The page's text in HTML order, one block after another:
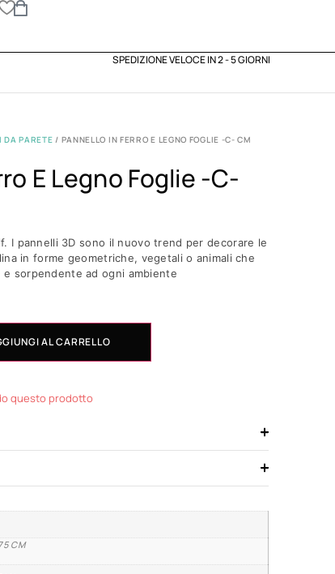
SPEDIZIONE VELOCE IN 2 - 5 GIORNI
DA PARETE / PANNELLO IN FERRO E LEGNO FOGLIE -C- CM
E Legno Foglie -c-
I pannelli 3D sono il nuovo trend per decorare le
in forme geometriche, vegetali o animali che
e sorpendente ad ogni ambiente
AL CARRELLO
questo prodotto
CM